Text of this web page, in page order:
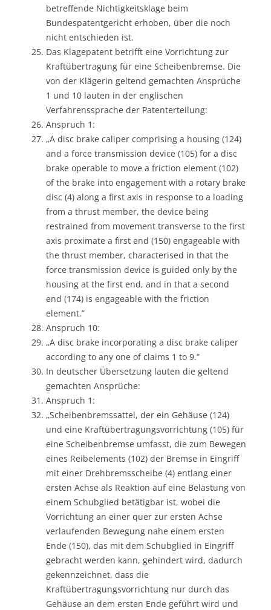
betreffende Nichtigkeitsklage beim
Bundespatentgericht erhoben, über die noch
nicht entschieden ist.
Das Klagepatent betrifft eine Vorrichtung zur
Kraftübertragung für eine Scheibenbremse. Die
von der Klägerin geltend gemachten Ansprüche
1 und 10 lauten in der englischen
Verfahrenssprache der Patenterteilung:
Anspruch 1:
„A disc brake caliper comprising a housing (124)
and a force transmission device (105) for a disc
brake operable to move a friction element (102)
of the brake into engagement with a rotary brake
disc (4) along a first axis in response to a loading
from a thrust member, the device being
restrained from movement transverse to the first
axis proximate a first end (150) engageable with
the thrust member, characterised in that the
force transmission device is guided only by the
housing at the first end, and in that a second
end (174) is engageable with the friction
element.”
Anspruch 10:
„A disc brake incorporating a disc brake caliper
according to any one of claims 1 to 9.”
In deutscher Übersetzung lauten die geltend
gemachten Ansprüche:
Anspruch 1:
„Scheibenbremssattel, der ein Gehäuse (124)
und eine Kraftübertragungsvorrichtung (105) für
eine Scheibenbremse umfasst, die zum Bewegen
eines Reibelements (102) der Bremse in Eingriff
mit einer Drehbremsscheibe (4) entlang einer
ersten Achse als Reaktion auf eine Belastung von
einem Schubglied betätigbar ist, wobei die
Vorrichtung an einer quer zur ersten Achse
verlaufenden Bewegung nahe einem ersten
Ende (150), das mit dem Schubglied in Eingriff
gebracht werden kann, gehindert wird, dadurch
gekennzeichnet, dass die
Kraftübertragungsvorrichtung nur durch das
Gehäuse an dem ersten Ende geführt wird und